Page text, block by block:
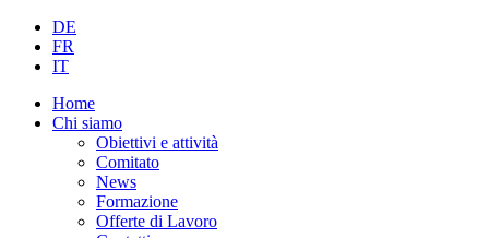
DE
FR
IT
Home
Chi siamo
Obiettivi e attività
Comitato
News
Formazione
Offerte di Lavoro